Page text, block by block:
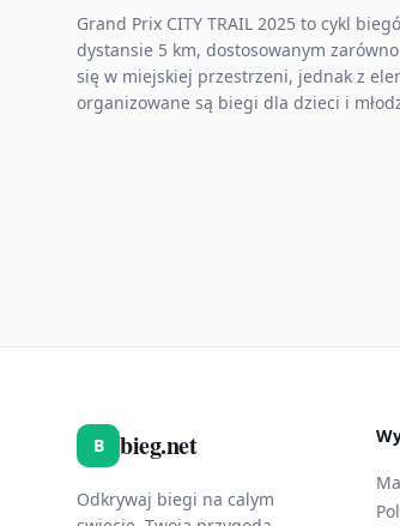
Grand Prix CITY TRAIL 2025 to cykl
dystansie 5 km, dostosowanym
się w miejskiej przestrzeni, jednak z
organizowane są biegi dla dzieci i
B bieg.net
Odkrywaj biegi na calym